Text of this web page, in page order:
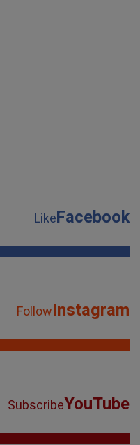
LikeFacebook
FollowInstagram
SubscribeYouTube